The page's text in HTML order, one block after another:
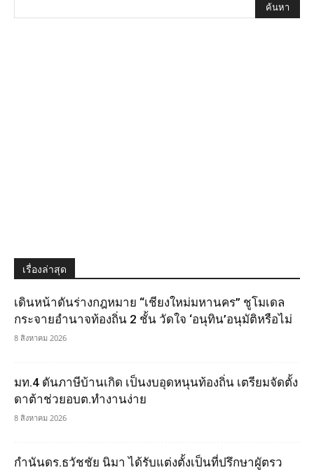
เรื่องล่าสุด
เดินหน้าดันร่างกฎหมาย “เชียงใหม่มหานคร” ชูโมเดล
กระจายอำนาจท้องถิ่น 2 ชั้น วัดใจ ‘อนุทิน’อนุมัติหรือไม่
8 สิงหาคม 2026
มท.4 ดันภาษีบ้านเกิด เป็นงบอุดหนุนท้องถิ่น เตรียมจัดตั้ง
ดาต้าช่วยอบต.ทำงานง่าย
8 สิงหาคม 2026
กำนันดร.ธวัชชัย นิมา ได้รับแต่งตั้งเป็นที่ปรึกษาผูัตรว